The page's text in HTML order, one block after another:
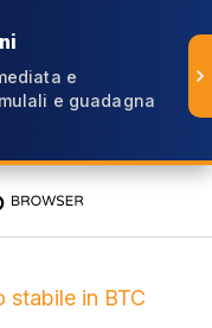
e
e guadagna
stabile in BTC